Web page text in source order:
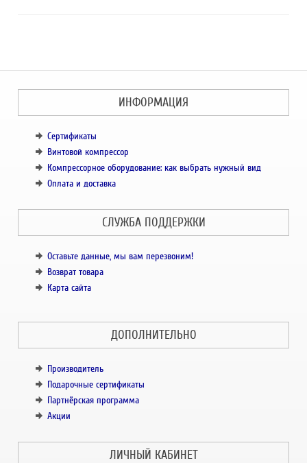
ИНФОРМАЦИЯ
Сертификаты
Винтовой компрессор
Компрессорное оборудование: как выбрать нужный вид
Оплата и доставка
СЛУЖБА ПОДДЕРЖКИ
Оставьте данные, мы вам перезвоним!
Возврат товара
Карта сайта
ДОПОЛНИТЕЛЬНО
Производитель
Подарочные сертификаты
Партнёрская программа
Акции
ЛИЧНЫЙ КАБИНЕТ